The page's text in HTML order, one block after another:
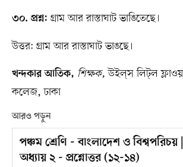
৩০. প্রশ্ন: গ্রাম আর রাস্তাঘাট ভাঙিতেছে।
উত্তর: গ্রাম আর রাস্তাঘাট ভাঙছে।
খন্দকার আতিক, শিক্ষক, উইল্​স লিট্​ল
কলেজ, ঢাকা
আরও পড়ুন
পঞ্চম শ্রেণি - বাংলাদেশ ও বিশ্বপরিচয় |
অধ্যায় ২ - প্রশ্নোত্তর (১২-১৪)